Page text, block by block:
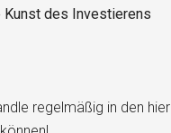
Kunst des Investierens
regelmäßig in den hier